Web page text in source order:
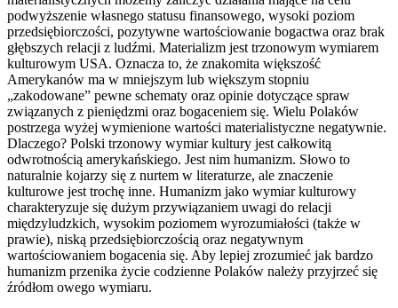
podwyższenie własnego statusu finansowego, wysoki poziom
przedsiębiorczości, pozytywne wartościowanie bogactwa oraz brak
głębszych relacji z ludźmi. Materializm jest trzonowym wymiarem
kulturowym USA. Oznacza to, że znakomita większość
Amerykanów ma w mniejszym lub większym stopniu
„zakodowane” pewne schematy oraz opinie dotyczące spraw
związanych z pieniędzmi oraz bogaceniem się. Wielu Polaków
postrzega wyżej wymienione wartości materialistyczne negatywnie.
Dlaczego? Polski trzonowy wymiar kultury jest całkowitą
odwrotnością amerykańskiego. Jest nim humanizm. Słowo to
naturalnie kojarzy się z nurtem w literaturze, ale znaczenie
kulturowe jest trochę inne. Humanizm jako wymiar kulturowy
charakteryzuje się dużym przywiązaniem uwagi do relacji
międzyludzkich, wysokim poziomem wyrozumiałości (także w
prawie), niską przedsiębiorczością oraz negatywnym
wartościowaniem bogacenia się. Aby lepiej zrozumieć jak bardzo
humanizm przenika życie codzienne Polaków należy przyjrzeć się
źródłom owego wymiaru.